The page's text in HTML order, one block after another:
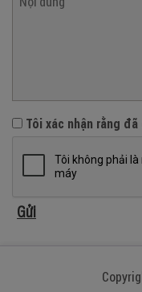
Tôi xác nhận rằng